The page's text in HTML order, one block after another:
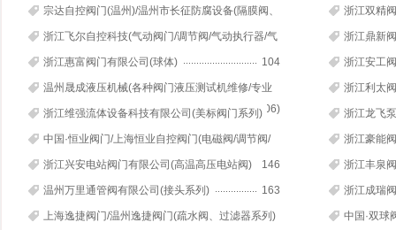
宗达自控阀门(温州)/温州市长征防腐设备(隔膜阀、
衬氟/衬胶系列)
78
浙江双精
浙江飞尔自控科技(气动阀门/调节阀/气动执行器/气
动切断阀系列)
90
浙江鼎新
浙江惠富阀门有限公司(球体) 104 浙江安工
温州晟成液压机械(各种阀门液压测试机维修/专业
阀门检测设备
106)
浙江利太
油孔、氮
浙江维强流体设备科技有限公司(美标阀门系列)
113
浙江龙飞
中国·恒业阀门/上海恒业自控阀门(电磁阀/调节阀/
流量计)
127
浙江豪能
浙江兴安电站阀门有限公司(高温高压电站阀) 146 浙江丰泉
温州万里通管阀有限公司(接头系列) 163 浙江成瑞
上海逸捷阀门/温州逸捷阀门(疏水阀、过滤器系列)
中国·双球